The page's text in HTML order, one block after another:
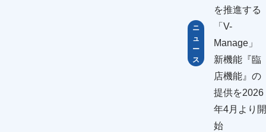
ニ
ュ
ー
ス
を推進する
「V-
Manage
新機能『臨
店機能』の
提供を2026
年4月より開
始